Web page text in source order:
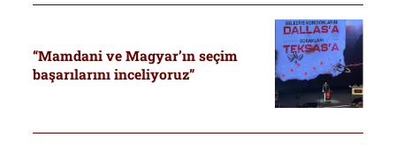
“Mamdani ve Magyar’ın seçim
başarılarını inceliyoruz”